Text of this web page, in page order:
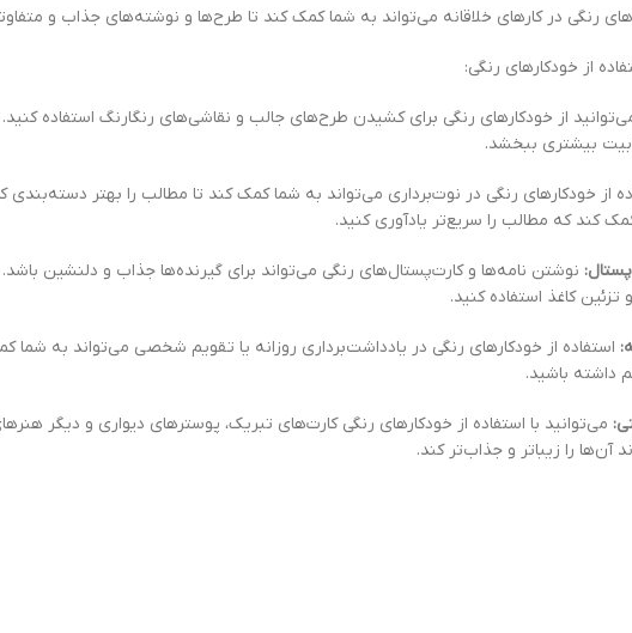
رنگی در کارهای خلاقانه می‌تواند به شما کمک کند تا طرح‌ها و نوشته‌های جذاب و
از خودکارهای رنگی:
از خودکارهای رنگی برای کشیدن طرح‌های جالب و نقاشی‌های رنگارنگ استفاده
بیشتری ببخشد.
از خودکارهای رنگی در نوت‌برداری می‌تواند به شما کمک کند تا مطالب را بهتر
کند که مطالب را سریع‌تر یادآوری کنید.
نوشتن نامه‌ها و کارت‌پستال‌های رنگی می‌تواند برای گیرنده‌ها جذاب و دلنشین باشد.
کاغذ استفاده کنید.
استفاده از خودکارهای رنگی در یادداشت‌برداری روزانه یا تقویم شخصی می‌تواند به شما
داشته باشید.
می‌توانید با استفاده از خودکارهای رنگی کارت‌های تبریک، پوسترهای دیواری و دیگر
آن‌ها را زیباتر و جذاب‌تر کند.